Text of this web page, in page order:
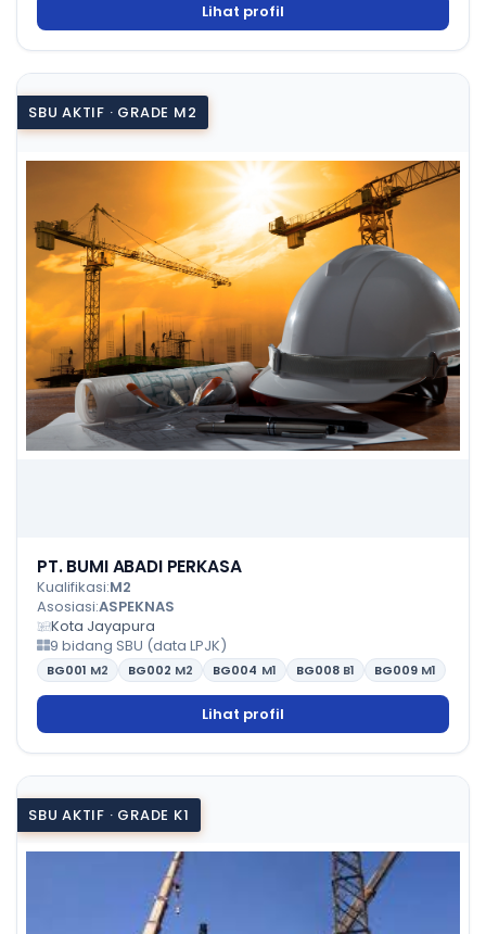
Lihat profil
SBU AKTIF · GRADE M2
PT. BUMI ABADI PERKASA
Kualifikasi:M2
Asosiasi:ASPEKNAS
Kota Jayapura
9 bidang SBU (data LPJK)
BG001 M2 BG002 M2 BG004 M1 BG008 B1 BG009 M1
Lihat profil
SBU AKTIF · GRADE K1